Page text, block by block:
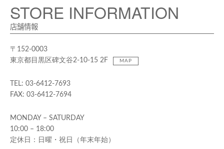
STORE INFORMATION
店舗情報
〒152-0003
東京都目黒区碑文谷2-10-15 2F
MAP
TEL: 03-6412-7693
FAX: 03-6412-7694
MONDAY – SATURDAY
10:00 – 18:00
定休日：日曜・祝日（年末年始）